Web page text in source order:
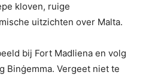
kloven, ruige
uitzichten over Malta.
bij Fort Madliena en volg
Binġemma. Vergeet niet te